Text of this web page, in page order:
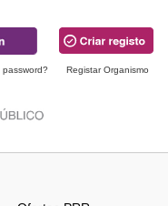
Registar Organismo